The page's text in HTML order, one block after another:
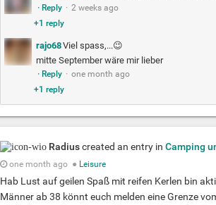
· Reply · 2 weeks ago
+1 reply
rajo68Viel spass,...😉
mitte September wäre mir lieber
· Reply · one month ago
+1 reply
Radiuscreated an entry in Camping
one month ago ● Leisure
Hab Lust auf geilen Spaß mit reifen Kerlen bin
Männer ab 38 könnt euch melden eine Grenze